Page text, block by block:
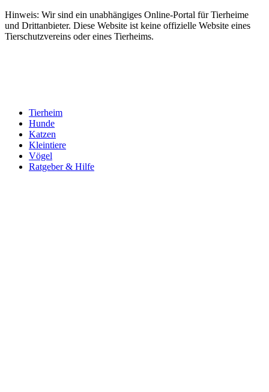
Hinweis: Wir sind ein unabhängiges Online-Portal für Tierheime
und Drittanbieter. Diese Website ist keine offizielle Website eines
Tierschutzvereins oder eines Tierheims.
Tierheim
Hunde
Katzen
Kleintiere
Vögel
Ratgeber & Hilfe